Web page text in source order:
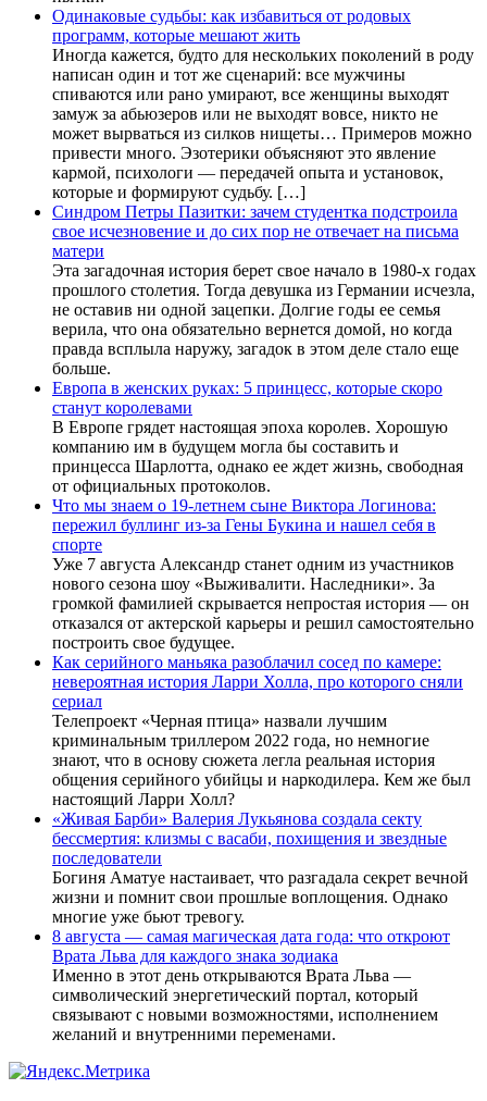
Одинаковые судьбы: как избавиться от родовых
программ, которые мешают жить
Иногда кажется, будто для нескольких поколений в роду
написан один и тот же сценарий: все мужчины
спиваются или рано умирают, все женщины выходят
замуж за абьюзеров или не выходят вовсе, никто не
может вырваться из силков нищеты… Примеров можно
привести много. Эзотерики объясняют это явление
кармой, психологи — передачей опыта и установок,
которые и формируют судьбу. […]
Синдром Петры Пазитки: зачем студентка подстроила
свое исчезновение и до сих пор не отвечает на письма
матери
Эта загадочная история берет свое начало в 1980-х годах
прошлого столетия. Тогда девушка из Германии исчезла,
не оставив ни одной зацепки. Долгие годы ее семья
верила, что она обязательно вернется домой, но когда
правда всплыла наружу, загадок в этом деле стало еще
больше.
Европа в женских руках: 5 принцесс, которые скоро
станут королевами
В Европе грядет настоящая эпоха королев. Хорошую
компанию им в будущем могла бы составить и
принцесса Шарлотта, однако ее ждет жизнь, свободная
от официальных протоколов.
Что мы знаем о 19-летнем сыне Виктора Логинова:
пережил буллинг из-за Гены Букина и нашел себя в
спорте
Уже 7 августа Александр станет одним из участников
нового сезона шоу «Выживалити. Наследники». За
громкой фамилией скрывается непростая история — он
отказался от актерской карьеры и решил самостоятельно
построить свое будущее.
Как серийного маньяка разоблачил сосед по камере:
невероятная история Ларри Холла, про которого сняли
сериал
Телепроект «Черная птица» назвали лучшим
криминальным триллером 2022 года, но немногие
знают, что в основу сюжета легла реальная история
общения серийного убийцы и наркодилера. Кем же был
настоящий Ларри Холл?
«Живая Барби» Валерия Лукьянова создала секту
бессмертия: клизмы с васаби, похищения и звездные
последователи
Богиня Аматуе настаивает, что разгадала секрет вечной
жизни и помнит свои прошлые воплощения. Однако
многие уже бьют тревогу.
8 августа — самая магическая дата года: что откроют
Врата Льва для каждого знака зодиака
Именно в этот день открываются Врата Льва —
символический энергетический портал, который
связывают с новыми возможностями, исполнением
желаний и внутренними переменами.